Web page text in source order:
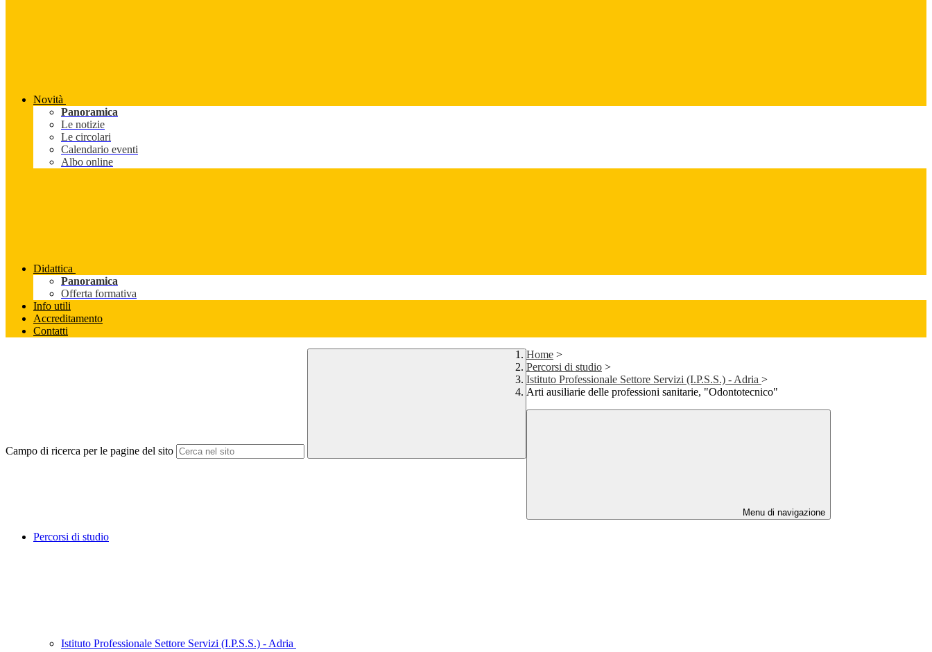
Novità
Panoramica
Le notizie
Le circolari
Calendario eventi
Albo online
Didattica
Panoramica
Offerta formativa
Info utili
Accreditamento
Contatti
Campo di ricerca per le pagine del sito
Home >
Percorsi di studio >
Istituto Professionale Settore Servizi (I.P.S.S.) - Adria >
Arti ausiliarie delle professioni sanitarie, "Odontotecnico"
Menu di navigazione
Percorsi di studio
Istituto Professionale Settore Servizi (I.P.S.S.) - Adria